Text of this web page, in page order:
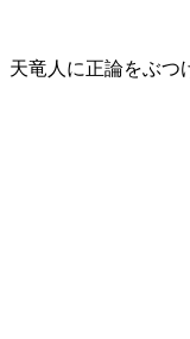
天竜人に正論をぶつ